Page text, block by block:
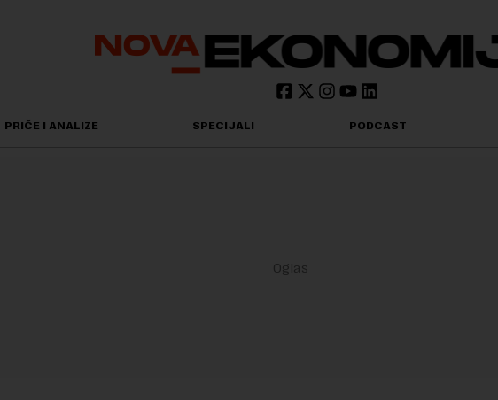
PRIČE I ANALIZE SPECIJALI PODCAST